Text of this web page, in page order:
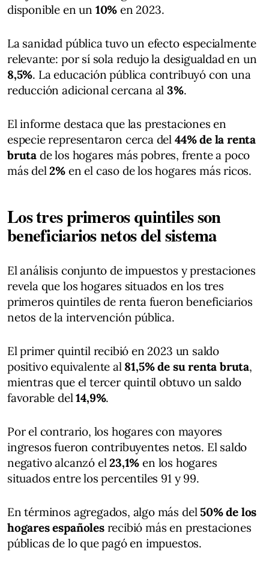
disponible en un 10% en 2023.
La sanidad pública tuvo un efecto especialmente
relevante: por sí sola redujo la desigualdad en un
8,5%. La educación pública contribuyó con una
reducción adicional cercana al3%.
El informe destaca que las prestaciones en
especie representaron cerca del 44% de la renta
bruta de los hogares más pobres, frente a poco
más del2% en el caso de los hogares más ricos.
Los tres primeros quintiles son
beneficiarios netos del sistema
El análisis conjunto de impuestos y prestaciones
revela que los hogares situados en los tres
primeros quintiles de renta fueron beneficiarios
netos de la intervención pública.
El primer quintil recibió en 2023 un saldo
positivo equivalente al 81,5% de su renta bruta,
mientras que el tercer quintil obtuvo un saldo
favorable del14,9%.
Por el contrario, los hogares con mayores
ingresos fueron contribuyentes netos. El saldo
negativo alcanzó el23,1% en los hogares
situados entre los percentiles 91 y 99.
En términos agregados, algo más del50% de los
hogares españolesrecibió más en prestaciones
públicas de lo que pagó en impuestos.